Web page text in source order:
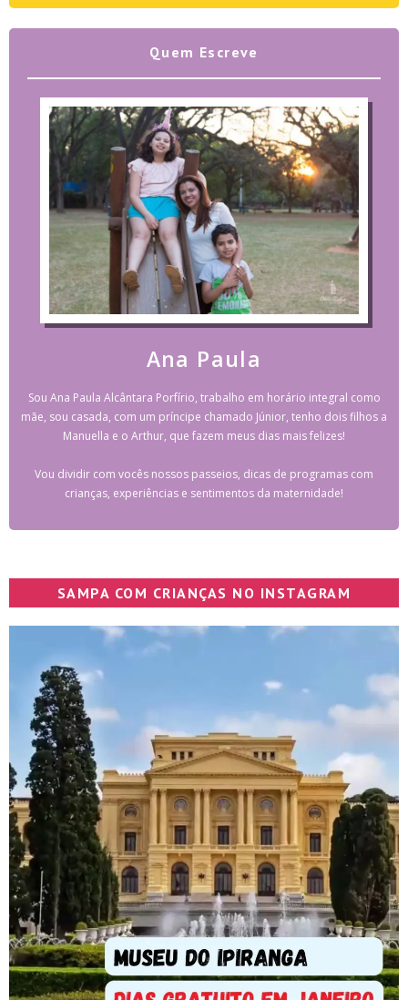
Quem Escreve
Ana Paula
Sou Ana Paula Alcântara Porfírio, trabalho em horário integral como
mãe, sou casada, com um príncipe chamado Júnior, tenho dois filhos a
Manuella e o Arthur, que fazem meus dias mais felizes!
Vou dividir com vocês nossos passeios, dicas de programas com
crianças, experiências e sentimentos da maternidade!
SAMPA COM CRIANÇAS NO INSTAGRAM